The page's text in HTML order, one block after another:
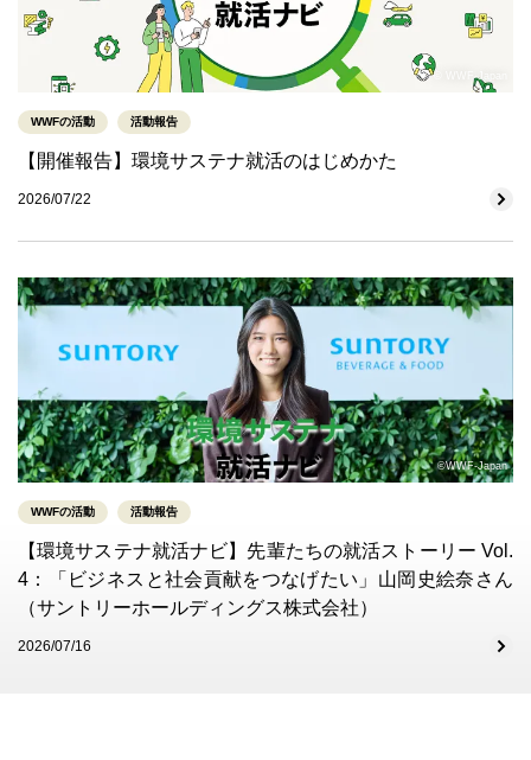
© WWF-Japan
WWFの活動 活動報告
【開催報告】環境サステナ就活のはじめかた
2026/07/22
©WWF-Japan
WWFの活動 活動報告
【環境サステナ就活ナビ】先輩たちの就活ストーリー Vol.
4：「ビジネスと社会貢献をつなげたい」山岡史絵奈さん
（サントリーホールディングス株式会社）
2026/07/16